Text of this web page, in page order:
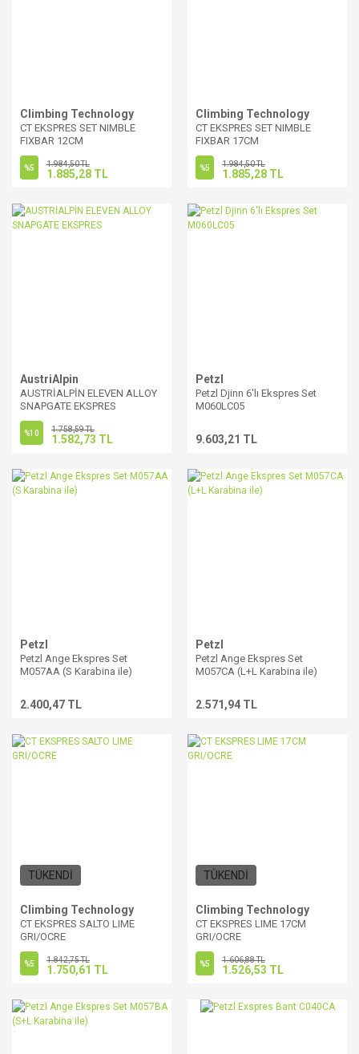
Climbing Technology
CT EKSPRES SET NIMBLE
FIXBAR 12CM
%5 1.984,50 TL
1.885,28 TL
Climbing Technology
CT EKSPRES SET NIMBLE
FIXBAR 17CM
%5 1.984,50 TL
1.885,28 TL
AustriAlpin
AUSTRİALPİN ELEVEN ALLOY
SNAPGATE EKSPRES
%10 1.758,59 TL
1.582,73 TL
Petzl
Petzl Djinn 6'lı Ekspres Set
M060LC05
9.603,21 TL
Petzl
Petzl Ange Ekspres Set
M057AA (S Karabina ile)
2.400,47 TL
Petzl
Petzl Ange Ekspres Set
M057CA (L+L Karabina ile)
2.571,94 TL
TÜKENDİ
Climbing Technology
CT EKSPRES SALTO LIME
GRI/OCRE
%5 1.842,75 TL
1.750,61 TL
TÜKENDİ
Climbing Technology
CT EKSPRES LIME 17CM
GRI/OCRE
%5 1.606,88 TL
1.526,53 TL